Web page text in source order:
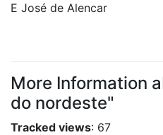
E José de Alencar
More Information
do nordeste"
Tracked views: 67